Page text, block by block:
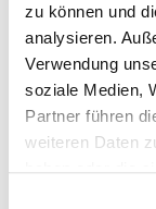
zu können und
analysieren.
Verwendung
soziale Medien,
Partner führen
weiteren Daten